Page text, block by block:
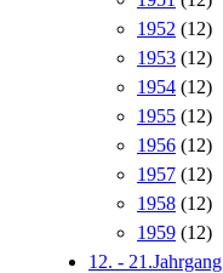
1952 (12)
1953 (12)
1954 (12)
1955 (12)
1956 (12)
1957 (12)
1958 (12)
1959 (12)
12. - 21.Jahrgang